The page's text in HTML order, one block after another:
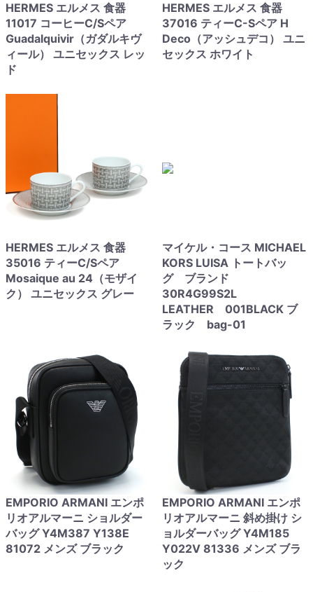
HERMES エルメス 食器
11017 コーヒーC/Sペア
Guadalquivir（ガダルキヴ
ィール） ユニセックス レッ
ド
HERMES エルメス 食器
37016 ティーC-Sペア H
Deco（アッシュデコ） ユニ
セックス ホワイト
HERMES エルメス 食器
35016 ティーC/Sペア
Mosaique au 24（モザイ
ク） ユニセックス グレー
マイケル・コース MICHAEL
KORS LUISA トートバッ
グ ブランド
30R4G99S2L
LEATHER 001BLACK ブ
ラック bag-01
EMPORIO ARMANI エンポ
リオアルマーニ ショルダー
バッグ Y4M387 Y138E
81072 メンズ ブラック
EMPORIO ARMANI エンポ
リオアルマーニ 斜め掛け シ
ョルダーバッグ Y4M185
Y022V 81336 メンズ ブラ
ック